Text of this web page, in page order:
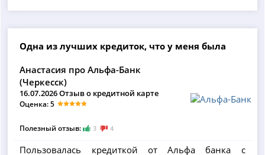
Одна из лучших кредиток, что у меня была
Анастасия про Альфа-Банк
(Черкесск)
16.07.2026 Отзыв о кредитной карте
Оценка: 5
Полезный отзыв: 3 4
Пользовалась кредиткой от Альфа банка с